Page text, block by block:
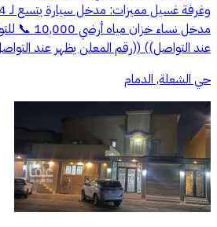
مدخل نساء
عند التواصل)) ((رقم المعلن يظهر عند
حي الشعلة, الدمام